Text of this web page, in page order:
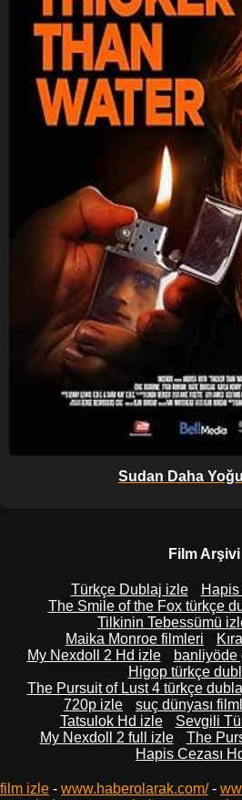
Sudan Daha
Film Arşivi
Türkçe Dublaj izle
Hapis
The Smile of the Fox türkçe
Tilkinin Tebessümü
Maika Monroe filmleri
My Nexdoll 2 Hd izle
banliyöde
Higop türkçe
The Pursuit of Lust 4 türkçe
720p izle
suç dünyası
Tatsulok Hd izle
Sevgili
My Nexdoll 2 full izle
The
Hapis Cezası
film izle - www.haberolarak.com/-